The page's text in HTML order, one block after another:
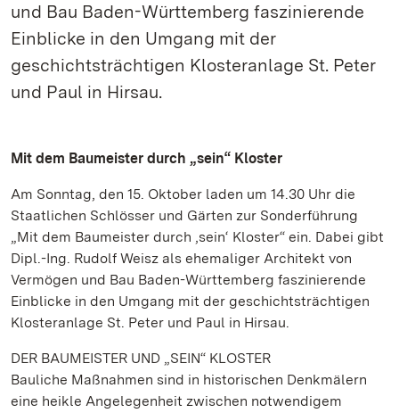
und Bau Baden-Württemberg faszinierende
Einblicke in den Umgang mit der
geschichtsträchtigen Klosteranlage St. Peter
und Paul in Hirsau.
Mit dem Baumeister durch „sein“ Kloster
Am Sonntag, den 15. Oktober laden um 14.30 Uhr die
Staatlichen Schlösser und Gärten zur Sonderführung
„Mit dem Baumeister durch ‚sein‘ Kloster“ ein. Dabei gibt
Dipl.-Ing. Rudolf Weisz als ehemaliger Architekt von
Vermögen und Bau Baden-Württemberg faszinierende
Einblicke in den Umgang mit der geschichtsträchtigen
Klosteranlage St. Peter und Paul in Hirsau.
DER BAUMEISTER UND „SEIN“ KLOSTER
Bauliche Maßnahmen sind in historischen Denkmälern
eine heikle Angelegenheit zwischen notwendigem